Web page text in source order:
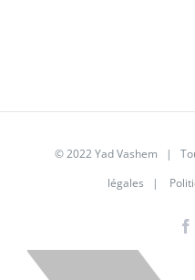
© 2022 Yad Vashem |
légales |
X